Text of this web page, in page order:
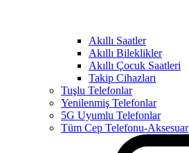
Akıllı Saatler
Akıllı Bileklikler
Akıllı Çocuk Saatleri
Takip Cihazları
Tuşlu Telefonlar
Yenilenmiş Telefonlar
5G Uyumlu Telefonlar
Tüm Cep Telefonu-Aksesuar